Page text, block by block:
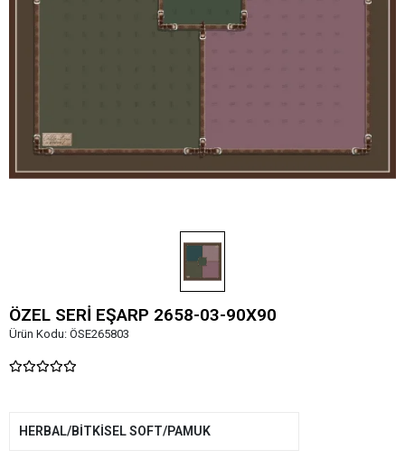
ÖZEL SERİ EŞARP 2658-03-90X90
Ürün Kodu: ÖSE265803
HERBAL/BİTKİSEL SOFT/PAMUK